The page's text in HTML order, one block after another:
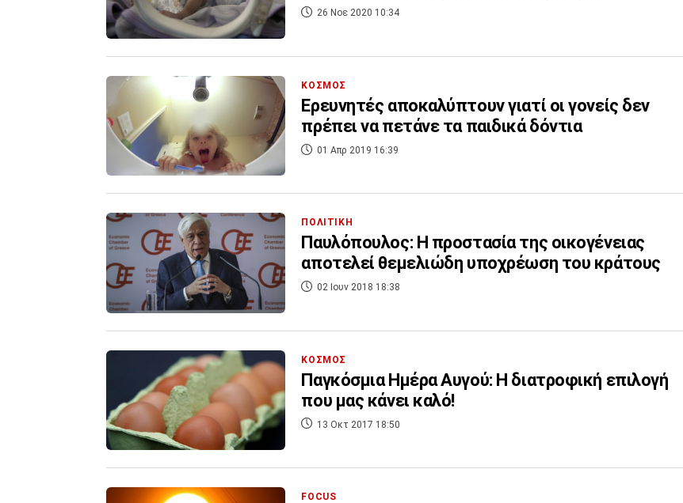
26 Νοε 2020 10:34
ΚΟΣΜΟΣ
Ερευνητές αποκαλύπτουν γιατί οι γονείς δεν
πρέπει να πετάνε τα παιδικά δόντια
01 Απρ 2019 16:39
ΠΟΛΙΤΙΚΗ
Παυλόπουλος: Η προστασία της οικογένειας
αποτελεί θεμελιώδη υποχρέωση του κράτους
02 Ιουν 2018 18:38
ΚΟΣΜΟΣ
Παγκόσμια Ημέρα Αυγού: Η διατροφική επιλογή
που μας κάνει καλό!
13 Οκτ 2017 18:50
FOCUS